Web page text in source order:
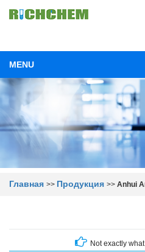
MENU
Главная >> Продукция >> Anhui
Not exactly